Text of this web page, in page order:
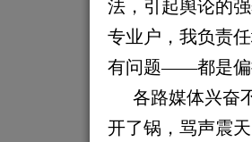
法，引起舆论的
专业户，我负责
有问题——都是偏
各路媒体兴奋
开了锅，骂声震